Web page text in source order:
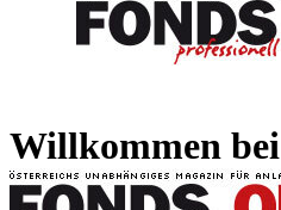
Willkommen bei